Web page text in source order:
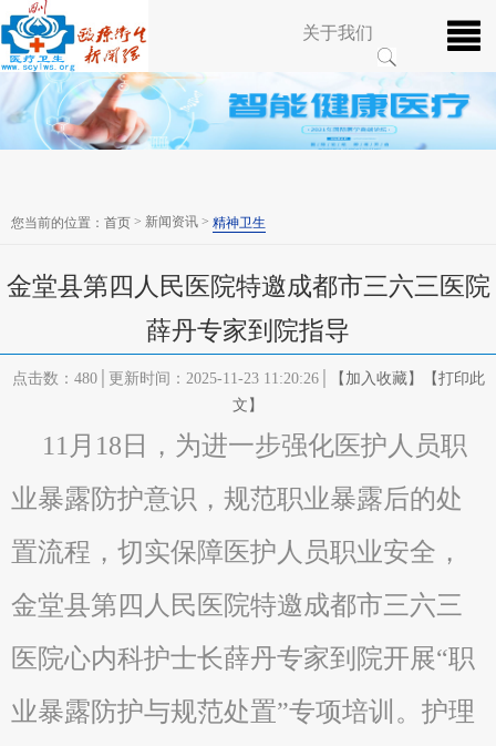
关于我们
您当前的位置： 首页 > 新闻资讯 > 精神卫生
金堂县第四人民医院特邀成都市三六三医院
薛丹专家到院指导
点击数：480│更新时间：2025-11-23 11:20:26│ 【加入收藏】
【打印此
文】
11月18日，为进一步强化医护人员职
业暴露防护意识，规范职业暴露后的处
置流程，切实保障医护人员职业安全，
金堂县第四人民医院特邀成都市三六三
医院心内科护士长薛丹专家到院开展“职
业暴露防护与规范处置”专项培训。护理